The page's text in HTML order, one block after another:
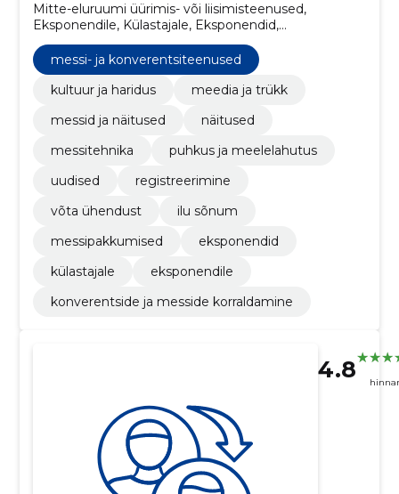
Mitte-eluruumi üürimis- või liisimisteenused,
Eksponendile, Külastajale, Eksponendid,
Messipakkumised, Ilu sõnum, Võta ühendust,
registreerimine, uudised, Messide ja näituste
organiseerimisteenused
messi- ja konverentsiteenused
kultuur ja haridus
meedia ja trükk
messid ja näitused
näitused
messitehnika
puhkus ja meelelahutus
uudised
registreerimine
võta ühendust
ilu sõnum
messipakkumised
eksponendid
külastajale
eksponendile
konverentside ja messide korraldamine
4.8